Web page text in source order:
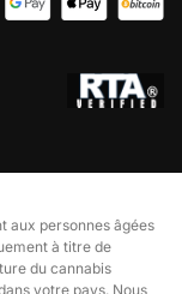
aux personnes âgées
à titre de
du cannabis
votre pays. Nous